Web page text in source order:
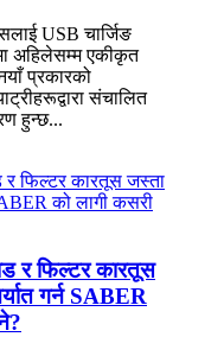
USB चार्जिङ
अहिलेसम्म एकीकृत
प्रकारको
संचालित
हुन्छ...
र फिल्टर कारतूस
गर्न SABER